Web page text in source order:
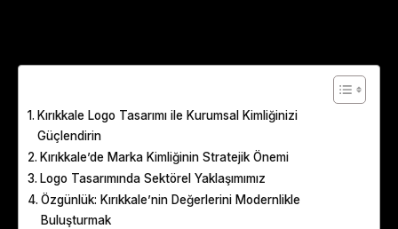
Kırıkkale Logo Tasarımı ile Kurumsal Kimliğinizi
Güçlendirin
Kırıkkale’de Marka Kimliğinin Stratejik Önemi
Logo Tasarımında Sektörel Yaklaşımımız
Özgünlük: Kırıkkale’nin Değerlerini Modernlikle
Buluşturmak